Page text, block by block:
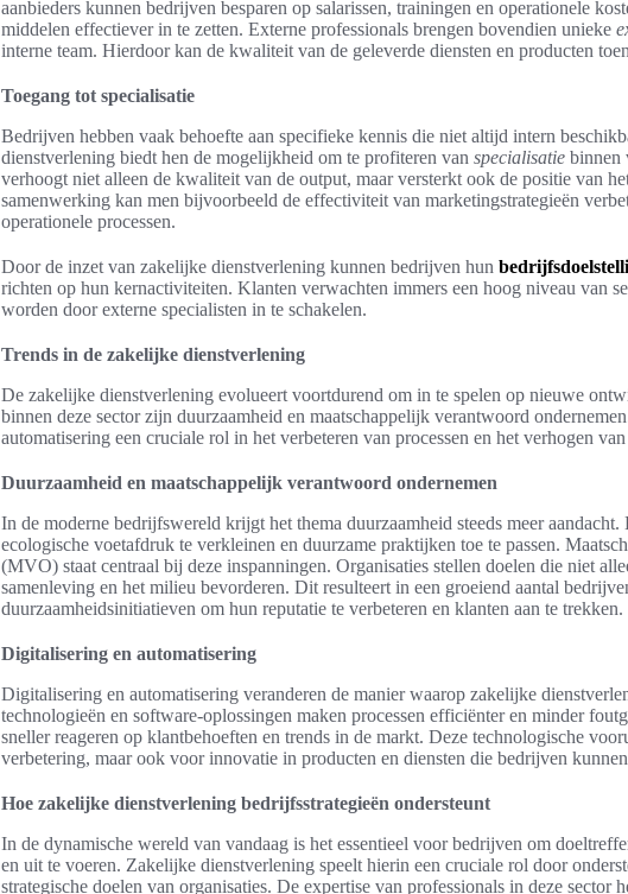
aanbieders kunnen bedrijven besparen op salarissen, trainingen en operationele
middelen effectiever in te zetten. Externe professionals brengen bovendien unieke
interne team. Hierdoor kan de kwaliteit van de geleverde diensten en producten
Toegang tot specialisatie
Bedrijven hebben vaak behoefte aan specifieke kennis die niet altijd intern
dienstverlening biedt hen de mogelijkheid om te profiteren van specialisatie binnen
verhoogt niet alleen de kwaliteit van de output, maar versterkt ook de positie van
samenwerking kan men bijvoorbeeld de effectiviteit van marketingstrategieën
operationele processen.
Door de inzet van zakelijke dienstverlening kunnen bedrijven hun
richten op hun kernactiviteiten. Klanten verwachten immers een hoog niveau van
worden door externe specialisten in te schakelen.
Trends in de zakelijke dienstverlening
De zakelijke dienstverlening evolueert voortdurend om in te spelen op nieuwe
binnen deze sector zijn duurzaamheid en maatschappelijk verantwoord
automatisering een cruciale rol in het verbeteren van processen en het verhogen
Duurzaamheid en maatschappelijk verantwoord ondernemen
In de moderne bedrijfswereld krijgt het thema duurzaamheid steeds meer
ecologische voetafdruk te verkleinen en duurzame praktijken toe te passen.
(MVO) staat centraal bij deze inspanningen. Organisaties stellen doelen die niet
samenleving en het milieu bevorderen. Dit resulteert in een groeiend aantal
duurzaamheidsinitiatieven om hun reputatie te verbeteren en klanten aan te trekken.
Digitalisering en automatisering
Digitalisering en automatisering veranderen de manier waarop zakelijke
technologieën en software-oplossingen maken processen efficiënter en minder
sneller reageren op klantbehoeften en trends in de markt. Deze technologische
verbetering, maar ook voor innovatie in producten en diensten die bedrijven
Hoe zakelijke dienstverlening bedrijfsstrategieën ondersteunt
In de dynamische wereld van vandaag is het essentieel voor bedrijven om
en uit te voeren. Zakelijke dienstverlening speelt hierin een cruciale rol door
strategische doelen van organisaties. De expertise van professionals in deze